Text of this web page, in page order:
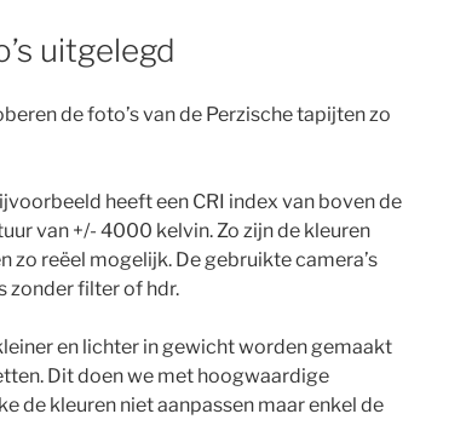
uitgelegd
de foto’s van de Perzische tapijten zo
heeft een CRI index van boven de
van +/- 4000 kelvin. Zo zijn de kleuren
zo reëel mogelijk. De gebruikte camera’s
zonder filter of hdr.
en lichter in gewicht worden gemaakt
Dit doen we met hoogwaardige
de kleuren niet aanpassen maar enkel de